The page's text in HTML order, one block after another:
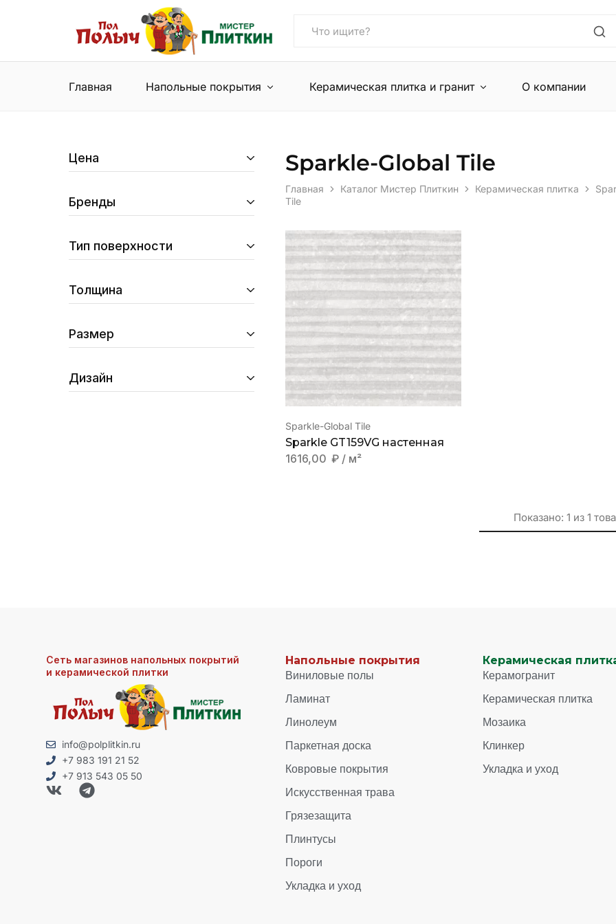
Пол
Полыч
Плиткин
Сеть
магазинов
и
керамической
Главная Напольные покрытия Керамическая плитка и гранит О компании
Sparkle-Global Tile
Главная Каталог Мистер Плиткин Керамическая плитка
Tile
Sparkle-Global Tile
Sparkle GT159VG настенная
1616,00 ₽ / м²
Показано: 1 из 1
Цена
Бренды
Тип поверхности
Толщина
Размер
Дизайн
Сеть магазинов напольных покрытий
и керамической плитки
info@polplitkin.ru
+7 983 191 21 52
+7 913 543 05 50
Напольные покрытия
Виниловые полы
Ламинат
Линолеум
Паркетная доска
Ковровые покрытия
Искусственная трава
Грязезащита
Плинтусы
Пороги
Укладка и уход
Керамическая
Керамогранит
Керамическая плитка
Мозаика
Клинкер
Укладка и уход